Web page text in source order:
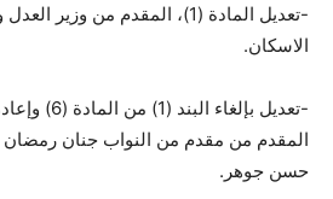
-تعديل المادة (1)، المقدم من
الاسكان.
-تعديل بإلغاء
المقدم من مقدم من النواب جنان رمضان
حسن جوهر.